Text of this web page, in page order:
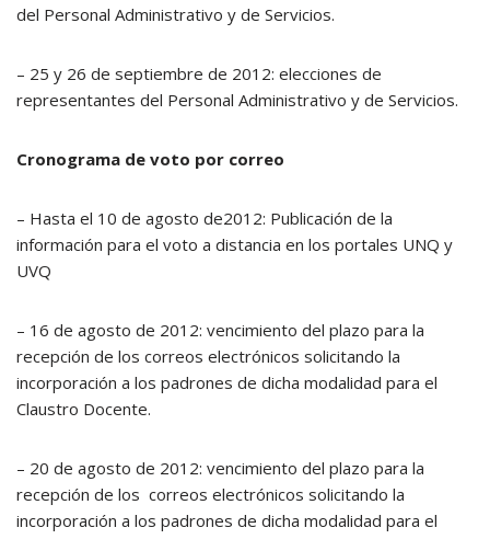
del Personal Administrativo y de Servicios.
– 25 y 26 de septiembre de 2012: elecciones de
representantes del Personal Administrativo y de Servicios.
Cronograma de voto por correo
– Hasta el 10 de agosto de2012: Publicación de la
información para el voto a distancia en los portales UNQ y
UVQ
– 16 de agosto de 2012: vencimiento del plazo para la
recepción de los correos electrónicos solicitando la
incorporación a los padrones de dicha modalidad para el
Claustro Docente.
– 20 de agosto de 2012: vencimiento del plazo para la
recepción de los correos electrónicos solicitando la
incorporación a los padrones de dicha modalidad para el